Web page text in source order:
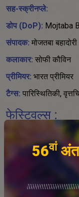
56वां
सह-स्क्रीनप्ले:
डोप (DoP): Mojtaba
संपादक: मोजतबा बहादोरी
कलाकार: सोफी कौविन
प्रीमियर: भारत प्रीमियर
टैग्स: पारिस्थितिकी,
फेस्टिवल्स :
फिल्म फेस्ट टक्सन
पुरस्कार :
संयुक्त राष्ट्र जलवायु